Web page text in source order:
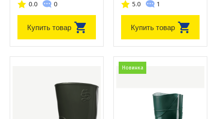
0.0 0
Купить товар
5.0 1
Купить товар
Новинка